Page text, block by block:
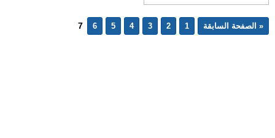
« الصفحة السابقة 1
2
3
4
5
6
7